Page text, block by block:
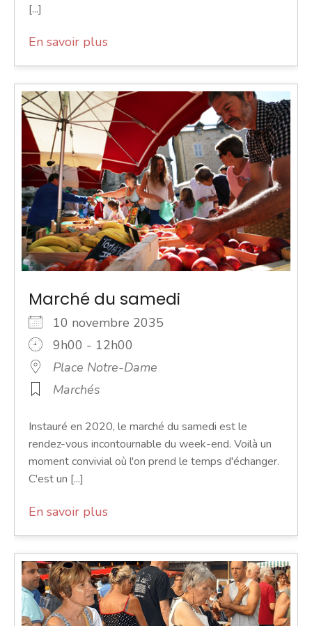
[...]
En savoir plus
Marché du samedi
10 novembre 2035
9h00 - 12h00
Place Notre-Dame
Marchés
Instauré en 2020, le marché du samedi est le
rendez-vous incontournable du week-end. Voilà un
moment convivial où l'on prend le temps d'échanger.
C'est un [...]
En savoir plus